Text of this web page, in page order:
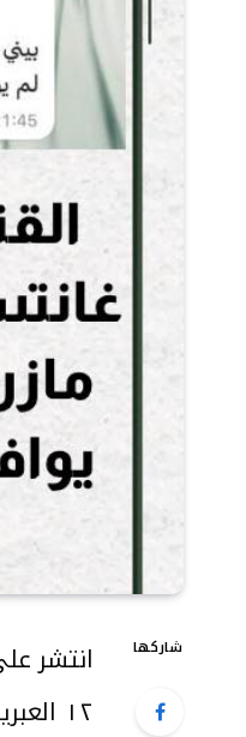
شاركها
انتشر
١٢ العبرية: بيني غانتس: مستعد للقاء أبو مازن في بيته، لكنه يرفض مقابلتي منذ شهر.